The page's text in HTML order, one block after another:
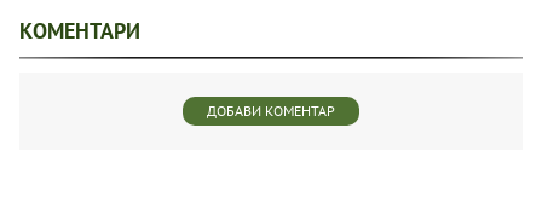
КОМЕНТАРИ
ДОБАВИ КОМЕНТАР